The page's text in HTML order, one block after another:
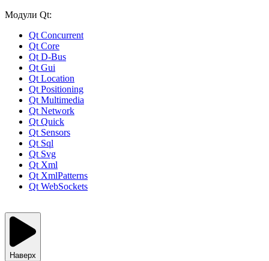
Модули Qt:
Qt Concurrent
Qt Core
Qt D-Bus
Qt Gui
Qt Location
Qt Positioning
Qt Multimedia
Qt Network
Qt Quick
Qt Sensors
Qt Sql
Qt Svg
Qt Xml
Qt XmlPatterns
Qt WebSockets
Наверх